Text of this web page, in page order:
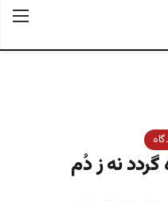
نه ز دُم